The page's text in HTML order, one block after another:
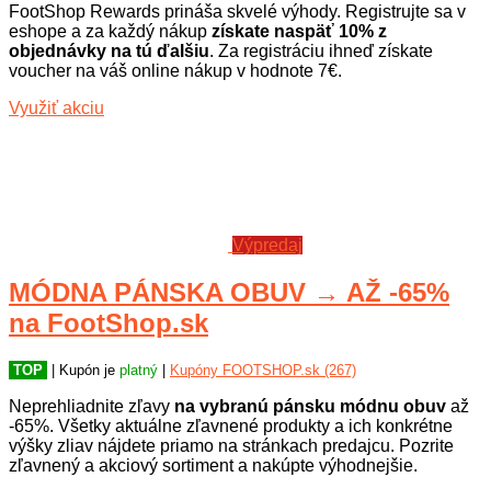
FootShop Rewards prináša skvelé výhody. Registrujte sa v
eshope a za každý nákup získate naspäť 10% z
objednávky na tú ďalšiu. Za registráciu ihneď získate
voucher na váš online nákup v hodnote 7€.
Využiť akciu
Výpredaj
MÓDNA PÁNSKA OBUV → AŽ -65%
na FootShop.sk
TOP | Kupón je platný Kupóny FOOTSHOP.sk (267)
Neprehliadnite zľavy na vybranú pánsku módnu obuv až
-65%. Všetky aktuálne zľavnené produkty a ich konkrétne
výšky zliav nájdete priamo na stránkach predajcu. Pozrite
zľavnený a akciový sortiment a nakúpte výhodnejšie.